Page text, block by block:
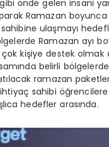
önde gelen insani
Ramazan boyunca
ulaşmayı
Ramazan ayı
kişiye destek olmak
belirli
ramazan
sahibi
hedefler arasında.